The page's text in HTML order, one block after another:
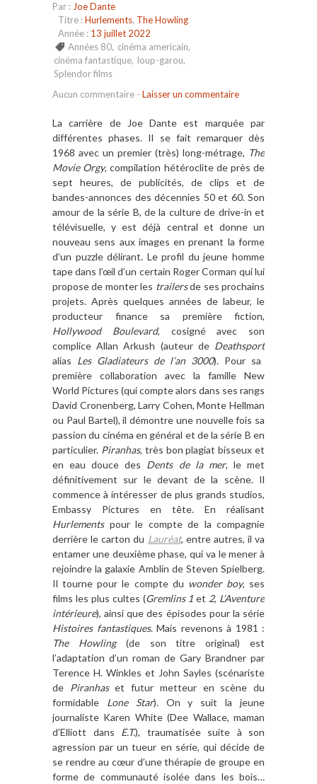
Par : Joe Dante
Titre :Hurlements, The Howling
Année : 13 juillet 2022
Années 80, cinéma americain,
cinéma fantastique, loup-garou,
Splendor films
Aucun commentaire - Laisser un commentaire
La carrière de Joe Dante est marquée par
différentes phases. Il se fait remarquer dès
1968 avec un premier (très) long-métrage, The
Movie Orgy, compilation hétéroclite de près de
sept heures, de publicités, de clips et de
bandes-annonces des décennies 50 et 60. Son
amour de la série B, de la culture de drive-in et
télévisuelle, y est déjà central et donne un
nouveau sens aux images en prenant la forme
d’un puzzle délirant. Le profil du jeune homme
tape dans l’œil d’un certain Roger Corman qui lui
propose de monter les trailersde ses prochains
projets. Après quelques années de labeur, le
producteur finance sa première fiction,
Hollywood Boulevard, cosigné avec son
complice Allan Arkush (auteur de Deathsport
alias Les Gladiateurs de l’an 3000). Pour sa
première collaboration avec la famille New
World Pictures (qui compte alors dans ses rangs
David Cronenberg, Larry Cohen, Monte Hellman
ou Paul Bartel), il démontre une nouvelle fois sa
passion du cinéma en général et de la série B en
particulier. Piranhas, très bon plagiat bisseux et
en eau douce des Dents de la mer, le met
définitivement sur le devant de la scène. Il
commenceà intéresser de plus grands studios,
Embassy Pictures en tête. En réalisant
Hurlementspour le compte de la compagnie
derrière le carton du Lauréat, entre autres, il va
entamer une deuxième phase, qui va le mener à
rejoindre la galaxie Amblin de Steven Spielberg.
Il tourne pour le compte du wonder boy, ses
films les plus cultes (Gremlins 1 et 2, L’Aventure
intérieure), ainsi que des épisodes pour la série
Histoires fantastiques. Mais revenons à 1981 :
The Howling
(de son titre original) est
l’adaptation d’un roman de Gary Brandner par
Terence H. Winkles et John Sayles (scénariste
de Piranhaset futur metteur en scène du
formidable
Lone Star). On y suit la jeune
journaliste Karen White (Dee Wallace, maman
d’Elliott dans E.T.), traumatisée suite à son
agression par un tueur en série, qui décide de
se rendre au cœur d’une thérapie de groupe en
forme de communauté isolée dans les bois…